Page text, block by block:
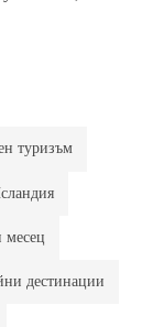
туризъм
месец
дестинации